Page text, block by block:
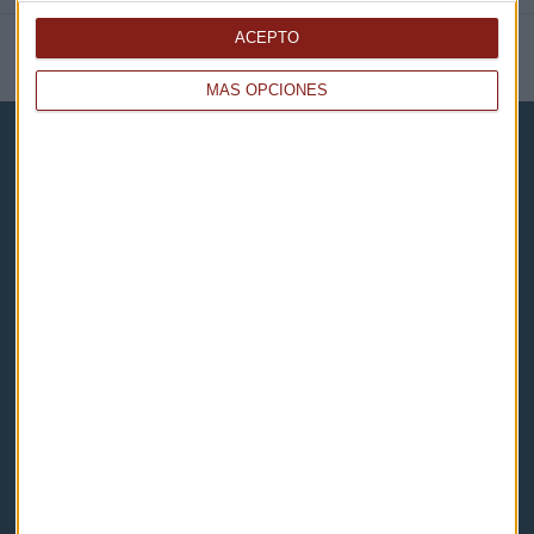
MÁS OPCIONES
ACEPTO
NOTICIAS RELACIONADAS